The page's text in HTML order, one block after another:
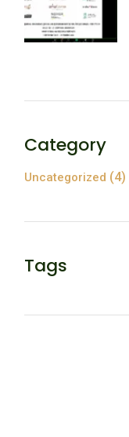
Category
Uncategorized (4)
Tags